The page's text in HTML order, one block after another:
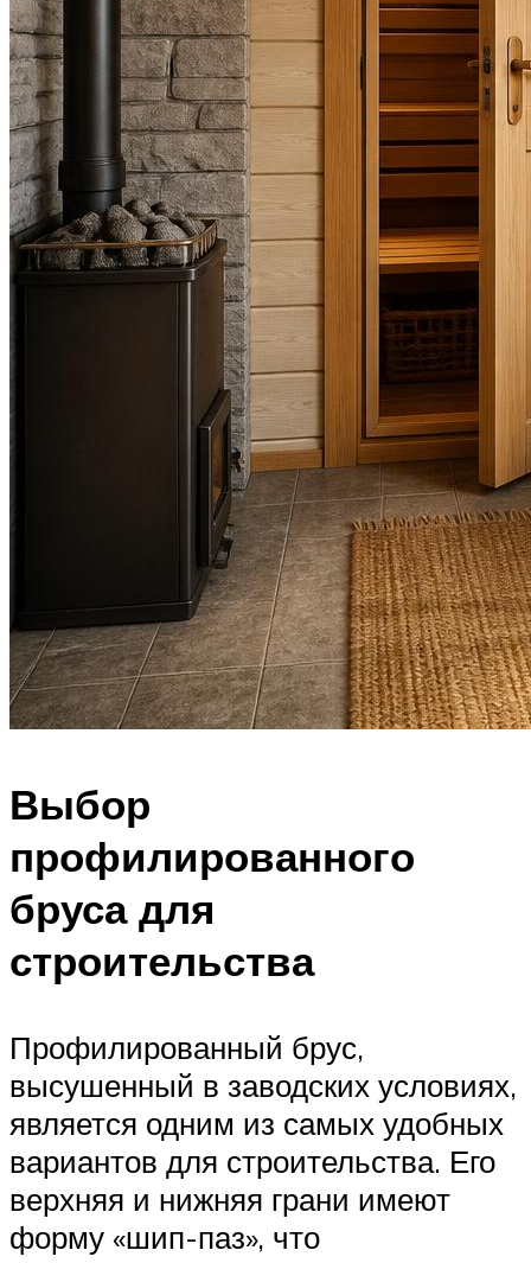
Выбор
профилированного
бруса для
строительства
Профилированный брус,
высушенный в заводских условиях,
является одним из самых удобных
вариантов для строительства. Его
верхняя и нижняя грани имеют
форму «шип-паз», что